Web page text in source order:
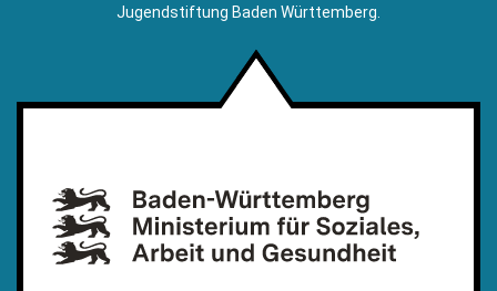
Jugendstiftung Baden Württemberg.